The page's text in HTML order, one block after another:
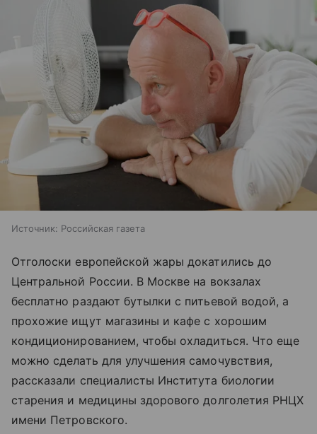
Источник: Российская газета
Отголоски европейской жары докатились до
Центральной России. В Москве на вокзалах
бесплатно раздают бутылки с питьевой водой, а
прохожие ищут магазины и кафе с хорошим
кондиционированием, чтобы охладиться. Что еще
можно сделать для улучшения самочувствия,
рассказали специалисты Института биологии
старения и медицины здорового долголетия РНЦХ
имени Петровского.